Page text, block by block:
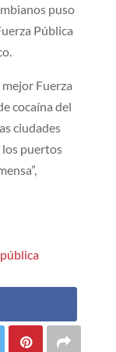
puso
Pública
Fuerza
cocaína del
ciudades
los puertos